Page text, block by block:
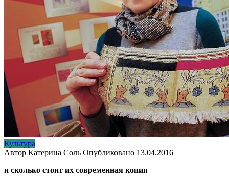
Культура
Автор Катерина Соль Опубликовано 13.04.2016
и сколько стоит их современная копия